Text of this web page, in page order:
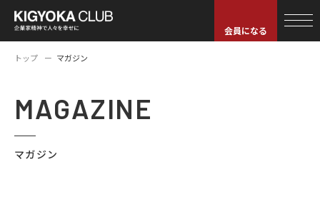
会員になる
トップ マガジン
MAGAZINE
マガジン